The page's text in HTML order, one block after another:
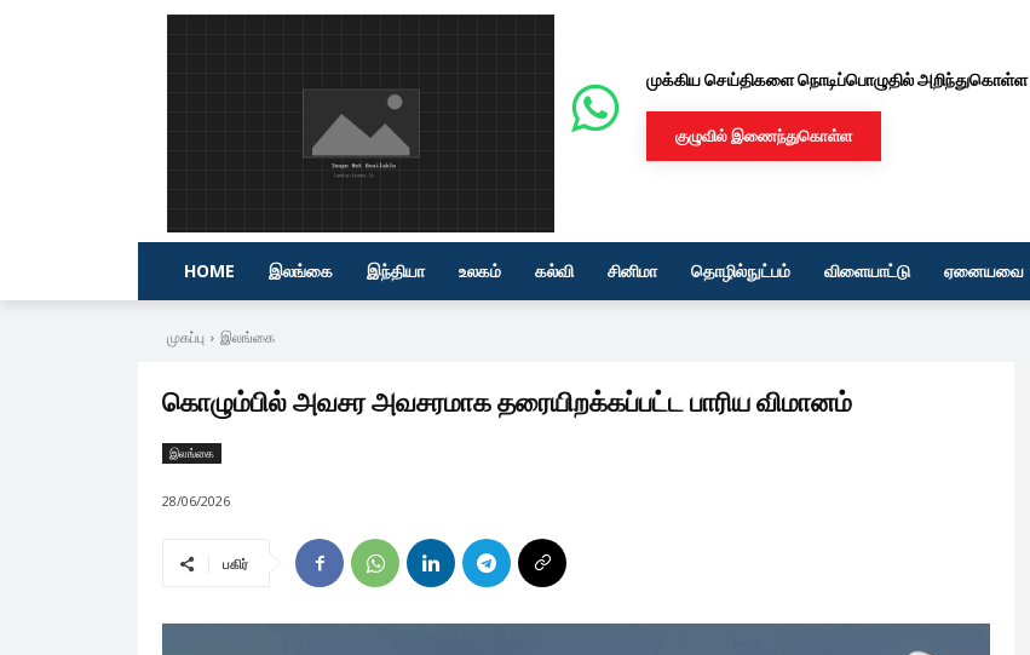
முக்கிய செய்திகளை நொடிப்பொழுதில் அறிந்துகொள்ள
குழுவில் இணைந்துகொள்ள
HOME இலங்கை இந்தியா உலகம் கல்வி சினிமா தொழில்நுட்பம் விளையாட்டு ஏனையவை
முகப்பு இலங்கை
கொழும்பில் அவசர அவசரமாக தரையிறக்கப்பட்ட பாரிய விமானம்
இலங்கை
28/06/2026
பகிர்